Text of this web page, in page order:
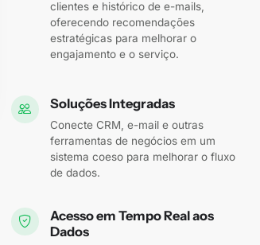
clientes e histórico de e-mails,
oferecendo recomendações
estratégicas para melhorar o
engajamento e o serviço.
Soluções Integradas
Conecte CRM, e-mail e outras
ferramentas de negócios em um
sistema coeso para melhorar o fluxo
de dados.
Acesso em Tempo Real aos
Dados